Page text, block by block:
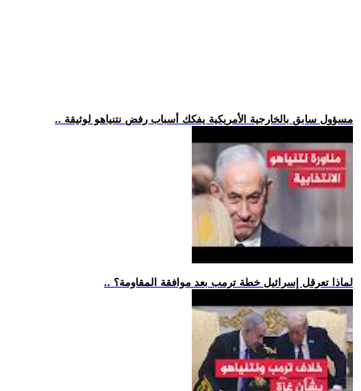
.. مسؤول سابق بالخارجية الأمريكية يفكك أسباب رفض نتنياهو لوثيقة
.. لماذا تعرقل إسرائيل خطة ترمب بعد موافقة المقاومة؟